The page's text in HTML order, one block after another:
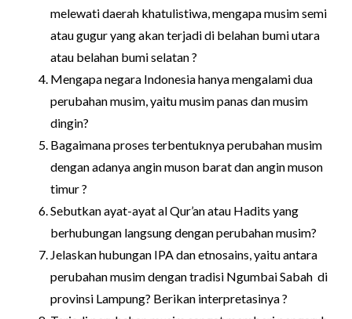
melewati daerah khatulistiwa, mengapa musim semi
atau gugur yang akan terjadi di belahan bumi utara
atau belahan bumi selatan ?
Mengapa negara Indonesia hanya mengalami dua
perubahan musim, yaitu musim panas dan musim
dingin?
Bagaimana proses terbentuknya perubahan musim
dengan adanya angin muson barat dan angin muson
timur ?
Sebutkan ayat-ayat al Qur’an atau Hadits yang
berhubungan langsung dengan perubahan musim?
Jelaskan hubungan IPA dan etnosains, yaitu antara
perubahan musim dengan tradisi Ngumbai Sabah di
provinsi Lampung? Berikan interpretasinya ?